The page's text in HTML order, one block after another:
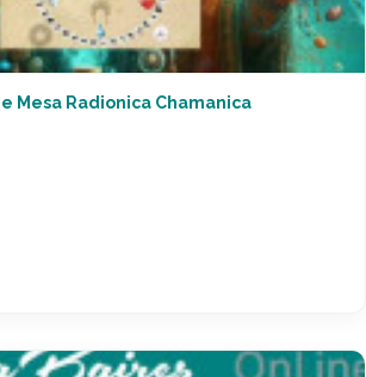
Mesa Radionica Chamanica